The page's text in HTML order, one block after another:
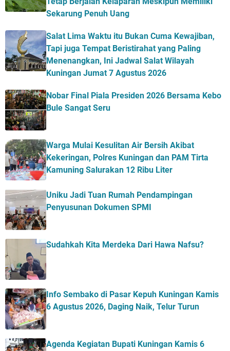
Sekarung Penuh Uang
Salat Lima Waktu itu Bukan Cuma Kewajiban,
Tapi juga Tempat Beristirahat yang Paling
Menenangkan, Ini Jadwal Salat Wilayah
Kuningan Jumat 7 Agustus 2026
Nobar Final Piala Presiden 2026 Bersama Kebo
Bule Sangat Seru
Warga Mulai Kesulitan Air Bersih Akibat
Kekeringan, Polres Kuningan dan PAM Tirta
Kamuning Salurakan 12 Ribu Liter
Uniku Jadi Tuan Rumah Pendampingan
Penyusunan Dokumen SPMI
Sudahkah Kita Merdeka Dari Hawa Nafsu?
Info Sembako di Pasar Kepuh Kuningan Kamis
6 Agustus 2026, Daging Naik, Telur Turun
Agenda Kegiatan Bupati Kuningan Kamis 6